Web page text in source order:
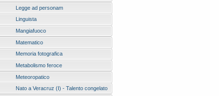
Legge ad personam
Linguista
Mangiafuoco
Matematico
Memoria fotografica
Metabolismo feroce
Meteoropatico
Nato a Veracruz (I) - Talento congelato